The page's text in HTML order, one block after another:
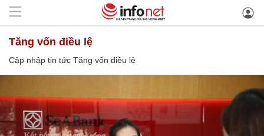
Tăng vốn điều lệ
Cập nhập tin tức Tăng vốn điều lệ